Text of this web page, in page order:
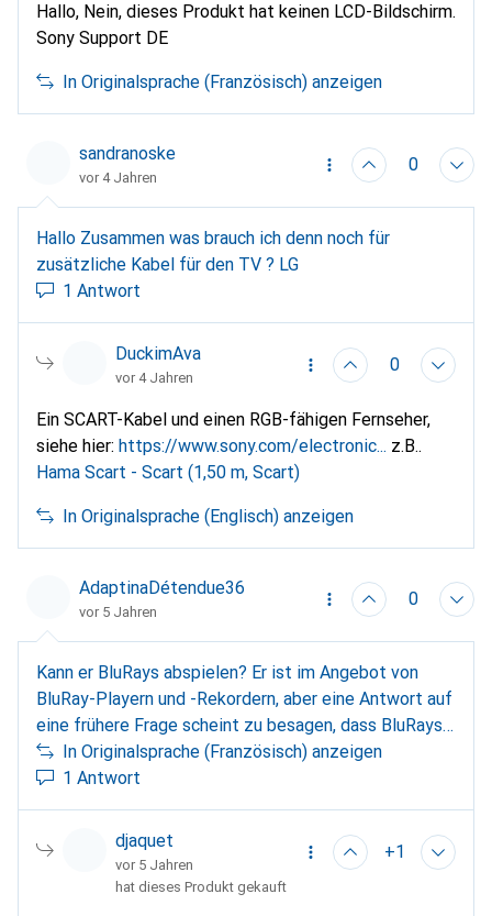
Hallo, Nein, dieses Produkt hat keinen LCD-Bildschirm.
Sony Support DE
In Originalsprache (Französisch) anzeigen
sandranoske
vor 4 Jahren
0
Hallo Zusammen was brauch ich denn noch für
zusätzliche Kabel für den TV ? LG
1 Antwort
DuckimAva
vor 4 Jahren
0
Ein SCART-Kabel und einen RGB-fähigen Fernseher,
siehe hier: https://www.sony.com/electronic... z.B..
Hama Scart - Scart (1,50 m, Scart)
In Originalsprache (Englisch) anzeigen
AdaptinaDétendue36
vor 5 Jahren
0
Kann er BluRays abspielen? Er ist im Angebot von
BluRay-Playern und -Rekordern, aber eine Antwort auf
eine frühere Frage scheint zu besagen, dass BluRays
nicht abgespielt werden können.
In Originalsprache (Französisch) anzeigen
1 Antwort
djaquet
vor 5 Jahren
+1
hat dieses Produkt gekauft